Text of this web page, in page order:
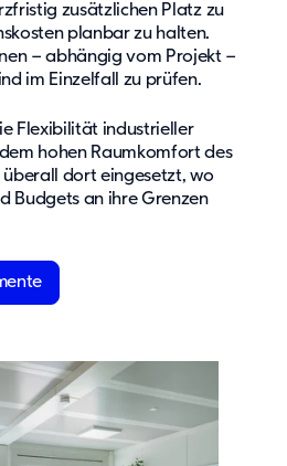
zusätzlichen Platz zu
planbar zu halten.
– abhängig vom Projekt –
im Einzelfall zu prüfen.
Flexibilität industrieller
hohen Raumkomfort des
dort eingesetzt, wo
Budgets an ihre Grenzen